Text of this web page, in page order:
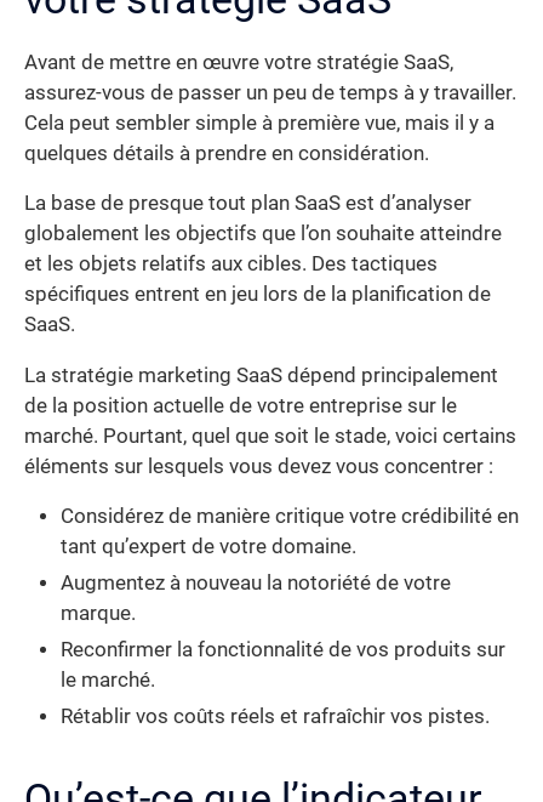
Avant de mettre en œuvre votre stratégie SaaS,
assurez-vous de passer un peu de temps à y travailler.
Cela peut sembler simple à première vue, mais il y a
quelques détails à prendre en considération.
La base de presque tout plan SaaS est d’analyser
globalement les objectifs que l’on souhaite atteindre
et les objets relatifs aux cibles. Des tactiques
spécifiques entrent en jeu lors de la planification de
SaaS.
La stratégie marketing SaaS dépend principalement
de la position actuelle de votre entreprise sur le
marché. Pourtant, quel que soit le stade, voici certains
éléments sur lesquels vous devez vous concentrer :
Considérez de manière critique votre crédibilité en
tant qu’expert de votre domaine.
Augmentez à nouveau la notoriété de votre
marque.
Reconfirmer la fonctionnalité de vos produits sur
le marché.
Rétablir vos coûts réels et rafraîchir vos pistes.